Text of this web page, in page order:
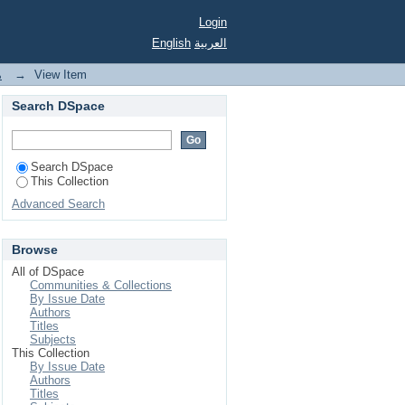
Login
English العربية
→ View Item
Search DSpace
Search DSpace
This Collection
Advanced Search
Browse
All of DSpace
Communities & Collections
By Issue Date
Authors
Titles
Subjects
This Collection
By Issue Date
Authors
Titles